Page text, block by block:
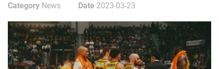
Category News Date 2023-03-23